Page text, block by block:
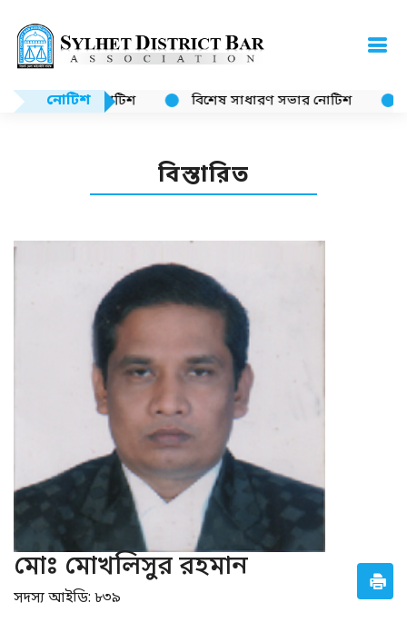
নোটিশনোটিশ বিশেষ সাধারণ সভার নোটিশ
বিস্তারিত
মোঃ মোখলিসুর রহমান
সদস্য আইডি: ৮৩৯